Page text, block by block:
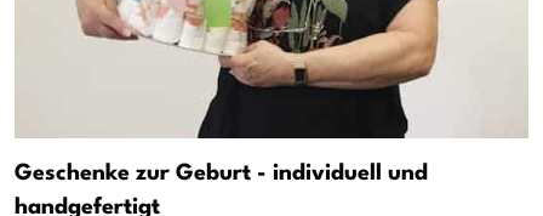
Geschenke zur Geburt - individuell und
handgefertigt